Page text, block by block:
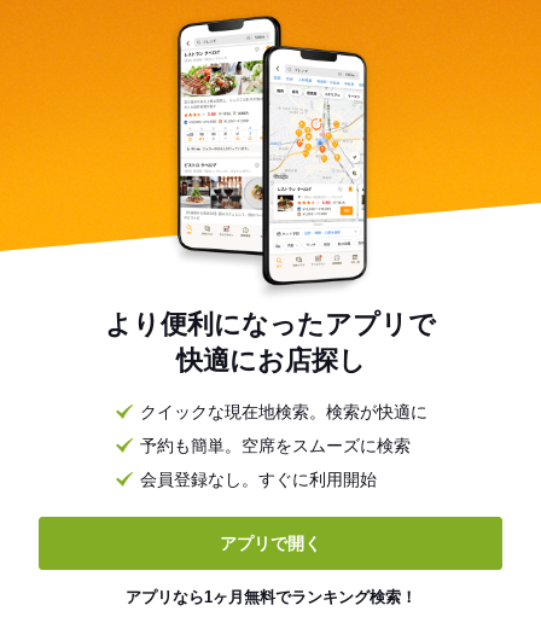
より便利になったアプリで
快適にお店探し
クイックな現在地検索。検索が快適に
予約も簡単。空席をスムーズに検索
会員登録なし。すぐに利用開始
アプリで開く
アプリなら1ヶ月無料でランキング検索！